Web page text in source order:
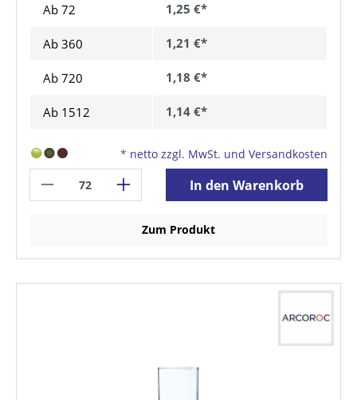
Ab 72 1,25 €*
Ab 360 1,21 €*
Ab 720 1,18 €*
Ab 1512 1,14 €*
* netto zzgl. MwSt. und Versandkosten
In den Warenkorb
Zum Produkt